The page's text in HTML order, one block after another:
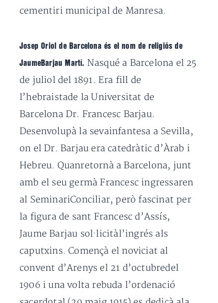
cementiri municipal de Manresa.
Josep Oriol de Barcelona és el nom de religiós de
JaumeBarjau Martí. Nasqué a Barcelona el 25
de juliol del 1891. Era fill de
l’hebraistade la Universitat de
Barcelona Dr. Francesc Barjau.
Desenvolupà la sevainfantesa a Sevilla,
on el Dr. Barjau era catedràtic d’Àrab i
Hebreu. Quanretornà a Barcelona, junt
amb el seu germà Francesc ingressaren
al SeminariConciliar, però fascinat per
la figura de sant Francesc d’Assís,
Jaume Barjau sol·licitàl’ingrés als
caputxins. Començà el noviciat al
convent d’Arenys el 21 d’octubredel
1906 i una volta rebuda l’ordenació